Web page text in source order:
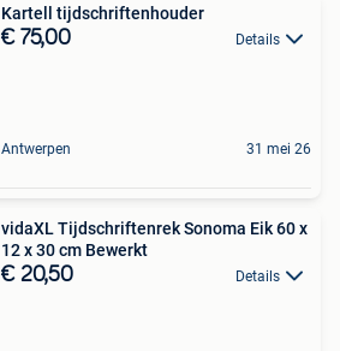
Kartell tijdschriftenhouder
€ 75,00 Details
Antwerpen 31 mei 26
vidaXL Tijdschriftenrek Sonoma Eik 60 x
12 x 30 cm Bewerkt
€ 20,50 Details